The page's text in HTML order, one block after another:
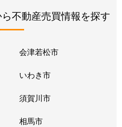
不動産売買情報を探す
会津若松市
いわき市
須賀川市
相馬市